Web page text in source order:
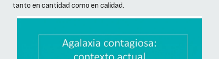
tanto en cantidad como en calidad.